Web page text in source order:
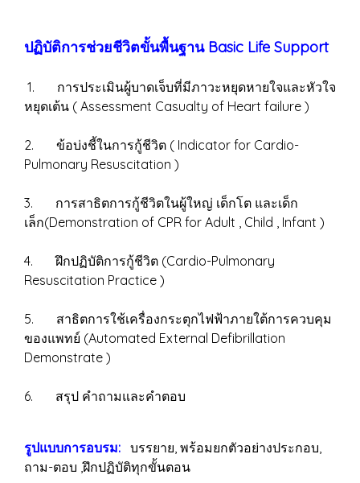
ปฏิบัติการช่วยชีวิตขั้นพื้นฐาน Basic Life Support
1. การประเมินผู้บาดเจ็บที่มีภาวะหยุดหายใจและหัวใจ
หยุดเต้น ( Assessment Casualty of Heart failure )
2. ข้อบ่งชี้ในการกู้ชีวิต ( Indicator for Cardio-
Pulmonary Resuscitation )
3. การสาธิตการกู้ชีวิตในผู้ใหญ่ เด็กโต และเด็ก
เล็ก(Demonstration of CPR for Adult , Child , Infant )
4. ฝึกปฏิบัติการกู้ชีวิต (Cardio-Pulmonary
Resuscitation Practice )
5. สาธิตการใช้เครื่องกระตุกไฟฟ้าภายใต้การควบคุม
ของแพทย์ (Automated External Defibrillation
Demonstrate )
6. สรุป คำถามและคำตอบ
รูปแบบการอบรม: บรรยาย, พร้อมยกตัวอย่างประกอบ,
ถาม-ตอบ ,ฝึกปฏิบัติทุกขั้นตอน